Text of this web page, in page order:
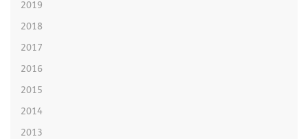
2019
2018
2017
2016
2015
2014
2013